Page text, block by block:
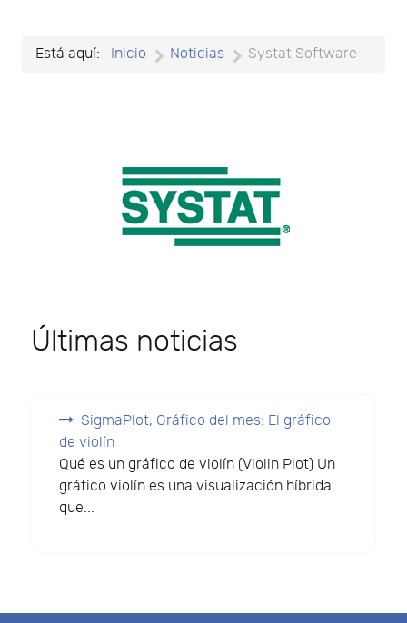
Está aquí: Inicio Noticias Systat Software
Últimas noticias
SigmaPlot, Gráfico del mes: El gráfico
de violín
Qué es un gráfico de violín (Violin Plot) Un
gráfico violín es una visualización híbrida
que...